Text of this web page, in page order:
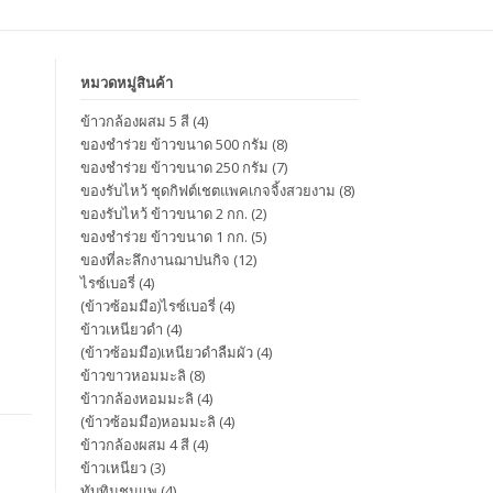
หมวดหมู่สินค้า
ข้าวกล้องผสม 5 สี (4)
ของชำร่วย ข้าวขนาด 500 กรัม (8)
ของชำร่วย ข้าวขนาด 250 กรัม (7)
ของรับไหว้ ชุดกิฟต์เชตแพคเกจจิ้งสวยงาม (8)
ของรับไหว้ ข้าวขนาด 2 กก. (2)
ของชำร่วย ข้าวขนาด 1 กก. (5)
ของที่ละลึกงานฌาปนกิจ (12)
ไรซ์เบอรี่ (4)
(ข้าวซ้อมมือ)ไรซ์เบอรี่ (4)
ข้าวเหนียวดำ (4)
(ข้าวซ้อมมือ)เหนียวดำลืมผัว (4)
ข้าวขาวหอมมะลิ (8)
ข้าวกล้องหอมมะลิ (4)
(ข้าวซ้อมมือ)หอมมะลิ (4)
ข้าวกล้องผสม 4 สี (4)
ข้าวเหนียว (3)